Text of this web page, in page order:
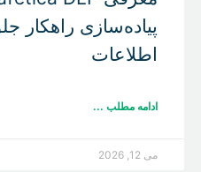
پیاده‌سازی راهکار
اطلاعات
ادامه مطلب ...
می 12, 2026